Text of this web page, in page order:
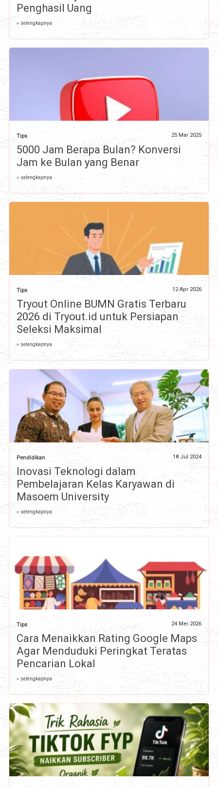
Penghasil Uang
» selengkapnya
Tips 25 Mar 2025
5000 Jam Berapa Bulan? Konversi
Jam ke Bulan yang Benar
» selengkapnya
Tips 12 Apr 2026
Tryout Online BUMN Gratis Terbaru
2026 di Tryout.id untuk Persiapan
Seleksi Maksimal
» selengkapnya
Pendidikan 18 Jul 2024
Inovasi Teknologi dalam
Pembelajaran Kelas Karyawan di
Masoem University
» selengkapnya
Tips 24 Mei 2026
Cara Menaikkan Rating Google Maps
Agar Menduduki Peringkat Teratas
Pencarian Lokal
» selengkapnya